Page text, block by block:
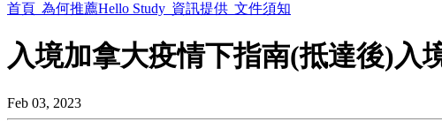
首頁 為何推薦Hello Study 資訊提供 文件須知
入境加拿大疫情下指南(抵達後)入
Feb 03, 2023